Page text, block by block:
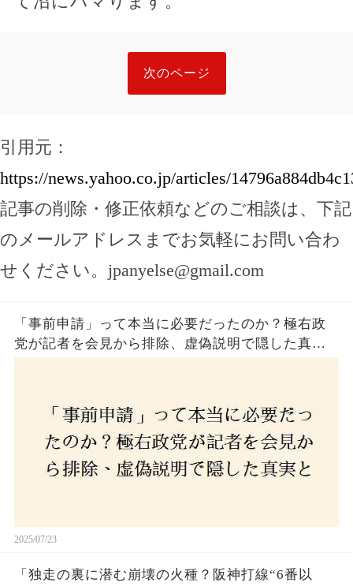
次のページ
引用元：
https://news.yahoo.co.jp/articles/
記事の削除・修正依頼などのご相談は、下記
のメールアドレスまでお気軽にお問い合わ
せください。 jpanyelse@gmail.com
「事前申請」って本当に必要だったのか？極右政
党が記者を会見から排除、虚偽説明で隠した真実
2025/07/23
「独走の裏に潜む崩壊の火種？阪神打線“6番以